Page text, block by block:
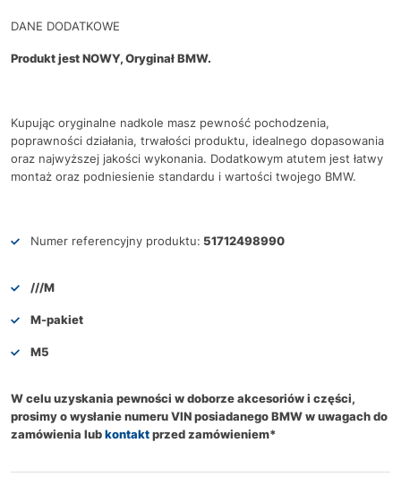
DANE DODATKOWE
Produkt jest NOWY, Oryginał BMW.
Kupując oryginalne nadkole masz pewność pochodzenia,
poprawności działania, trwałości produktu, idealnego dopasowania
oraz najwyższej jakości wykonania. Dodatkowym atutem jest łatwy
montaż oraz podniesienie standardu i wartości twojego BMW.
Numer referencyjny produktu: 51712498990
///M
M-pakiet
M5
W celu uzyskania pewności w doborze akcesoriów i części,
prosimy o wysłanie numeru VIN posiadanego BMW w uwagach do
zamówienia lubkontaktprzed zamówieniem*